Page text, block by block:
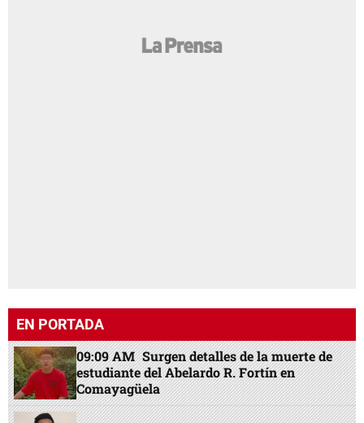
EN PORTADA
09:09 AM Surgen detalles de la muerte de
estudiante del Abelardo R. Fortín en
Comayagüela